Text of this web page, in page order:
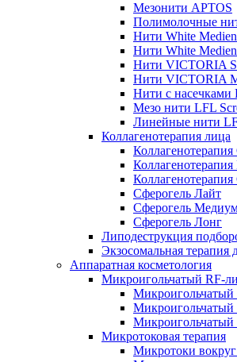
Мезонити APTOS
Полимолочные
Нити White
Нити White
Нити VICTORIA
Нити VICTORIA
Нити с
Мезо нити LFL
Линейные нити
Коллагенотерапия лица
Коллагенотерапия
Сферогель Лайт
Сферогель
Сферогель Лонг
Липодеструкция
Экзосомальная терапия
Аппаратная косметология
Микроигольчатый RF-
Микроигольчатый
Микроигольчатый
Микротоковая терапия
Микротоки вокруг